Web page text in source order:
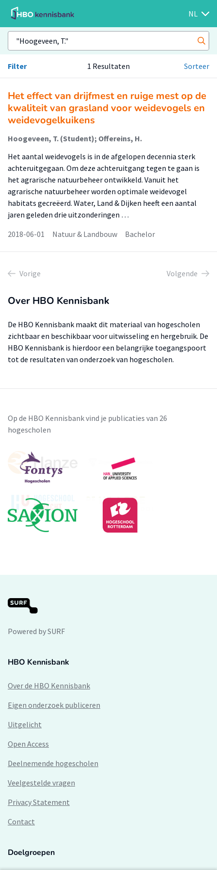
NL
Filter 1 Resultaten Sorteer
Het effect van drijfmest en ruige mest op de
kwaliteit van grasland voor weidevogels en
weidevogelkuikens
Hoogeveen, T. (Student); Offereins, H.
Het aantal weidevogels is in de afgelopen decennia sterk
achteruitgegaan. Om deze achteruitgang tegen te gaan is
het agrarische natuurbeheer ontwikkeld. Vanuit het
agrarische natuurbeheer worden optimale weidevogel
habitats gecreëerd. Water, Land & Dijken heeft een aantal
jaren geleden drie uitzonderingen …
2018-06-01
Natuur & Landbouw Bachelor
Vorige Volgende
Over HBO Kennisbank
De HBO Kennisbank maakt dit materiaal van hogescholen
zichtbaar en beschikbaar voor uitwisseling en hergebruik. De
HBO Kennisbank is hierdoor een belangrijke toegangspoort
tot de resultaten van onderzoek van hogescholen.
Op de HBO Kennisbank vind je publicaties van 26
hogescholen
Powered by SURF
HBO Kennisbank
Over de HBO Kennisbank
Eigen onderzoek publiceren
Uitgelicht
Open Access
Deelnemende hogescholen
Veelgestelde vragen
Privacy Statement
Contact
Doelgroepen